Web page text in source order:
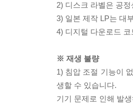
2) 디스크 라벨은 공
3) 일본 제작 LP는 대
4) 디지털 다운로드
※ 재생 불량
1) 침압 조절 기능이
생할 수 있습니다.
기기 문제로 인해 발